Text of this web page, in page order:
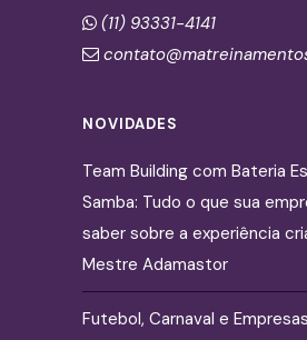
(11) 93331-4141
NOVIDADES
Team Building com Bateria
Samba: Tudo o que sua
saber sobre a experiência
Mestre Adamastor
Futebol, Carnaval e